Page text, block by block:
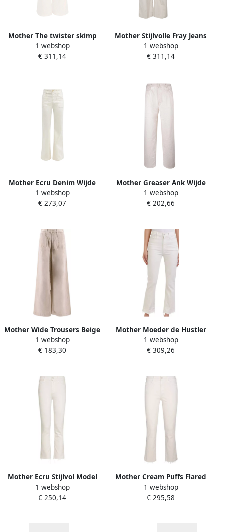
Mother The twister skimp
jeans creme Beige Dames
1 webshop
€ 311,14
Mother Stijlvolle Fray Jeans
Beige Dames
1 webshop
€ 311,14
Mother Ecru Denim Wijde
Pijp Jeans Beige Dames
1 webshop
€ 273,07
Mother Greaser Ank Wijde
Pijp Jeans Beige Dames
1 webshop
€ 202,66
Mother Wide Trousers Beige
Dames
1 webshop
€ 183,30
Mother Moeder de Hustler
Jeans Ecru 1117-753 A CFS
Beige Dames
1 webshop
€ 309,26
Mother Ecru Stijlvol Model
Beige Dames
1 webshop
€ 250,14
Mother Cream Puffs Flared
Cropped Jeans Beige Dames
1 webshop
€ 295,58